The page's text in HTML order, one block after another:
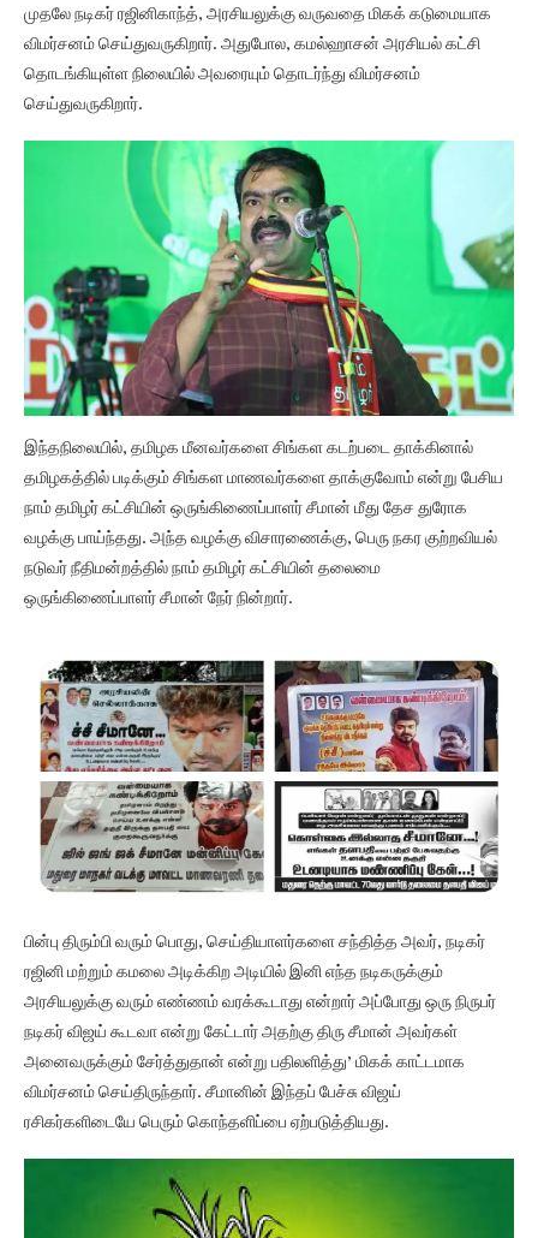
முதலே நடிகர் ரஜினிகாந்த், அரசியலுக்கு வருவதை மிகக் கடுமையாக
விமர்சனம் செய்துவருகிறார். அதுபோல, கமல்ஹாசன் அரசியல் கட்சி
தொடங்கியுள்ள நிலையில் அவரையும் தொடர்ந்து விமர்சனம்
செய்துவருகிறார்.
இந்தநிலையில், தமிழக மீனவர்களை சிங்கள கடற்படை தாக்கினால்
தமிழகத்தில் படிக்கும் சிங்கள மாணவர்களை தாக்குவோம் என்று பேசிய
நாம் தமிழர் கட்சியின் ஒருங்கிணைப்பாளர் சீமான் மீது தேச துரோக
வழக்கு பாய்ந்தது. அந்த வழக்கு விசாரணைக்கு, பெரு நகர குற்றவியல்
நடுவர் நீதிமன்றத்தில் நாம் தமிழர் கட்சியின் தலைமை
ஒருங்கிணைப்பாளர் சீமான் நேர் நின்றார்.
பின்பு திரும்பி வரும் பொது, செய்தியாளர்களை சந்தித்த அவர், நடிகர்
ரஜினி மற்றும் கமலை அடிக்கிற அடியில் இனி எந்த நடிகருக்கும்
அரசியலுக்கு வரும் எண்ணம் வரக்கூடாது என்றார் அப்போது ஒரு நிருபர்
நடிகர் விஜய் கூடவா என்று கேட்டார் அதற்கு திரு சீமான் அவர்கள்
அனைவருக்கும் சேர்த்துதான் என்று பதிலளித்து’ மிகக் காட்டமாக
விமர்சனம் செய்திருந்தார். சீமானின் இந்தப் பேச்சு விஜய்
ரசிகர்களிடையே பெரும் கொந்தளிப்பை ஏற்படுத்தியது.